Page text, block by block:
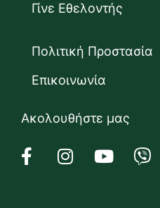
Γίνε Εθελοντής
Πολιτική Προστασία
Επικοινωνία
Ακολουθήστε μας